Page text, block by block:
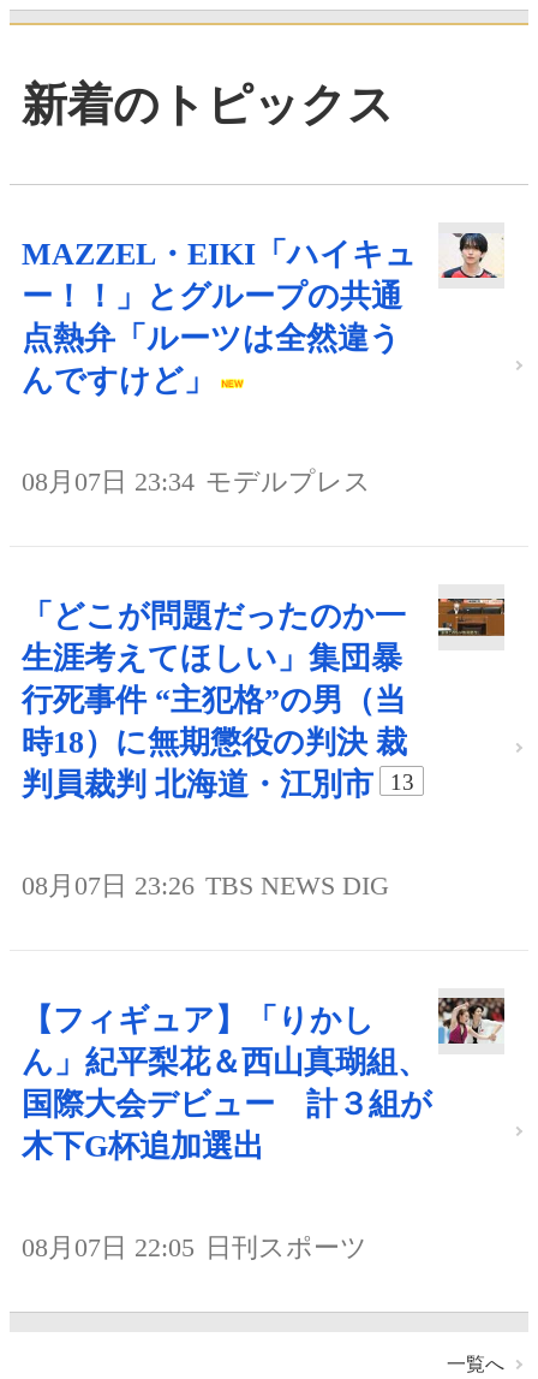
新着のトピックス
MAZZEL・EIKI「ハイキュ
ー！！」とグループの共通
点熱弁「ルーツは全然違う
んですけど」
08月07日 23:34 モデルプレス
「どこが問題だったのか一
生涯考えてほしい」集団暴
行死事件 “主犯格”の男（当
時18）に無期懲役の判決 裁
判員裁判 北海道・江別市
13
08月07日 23:26 TBS NEWS DIG
【フィギュア】「りかし
ん」紀平梨花＆西山真瑚組、
国際大会デビュー 計３組が
木下G杯追加選出
08月07日 22:05 日刊スポーツ
一覧へ